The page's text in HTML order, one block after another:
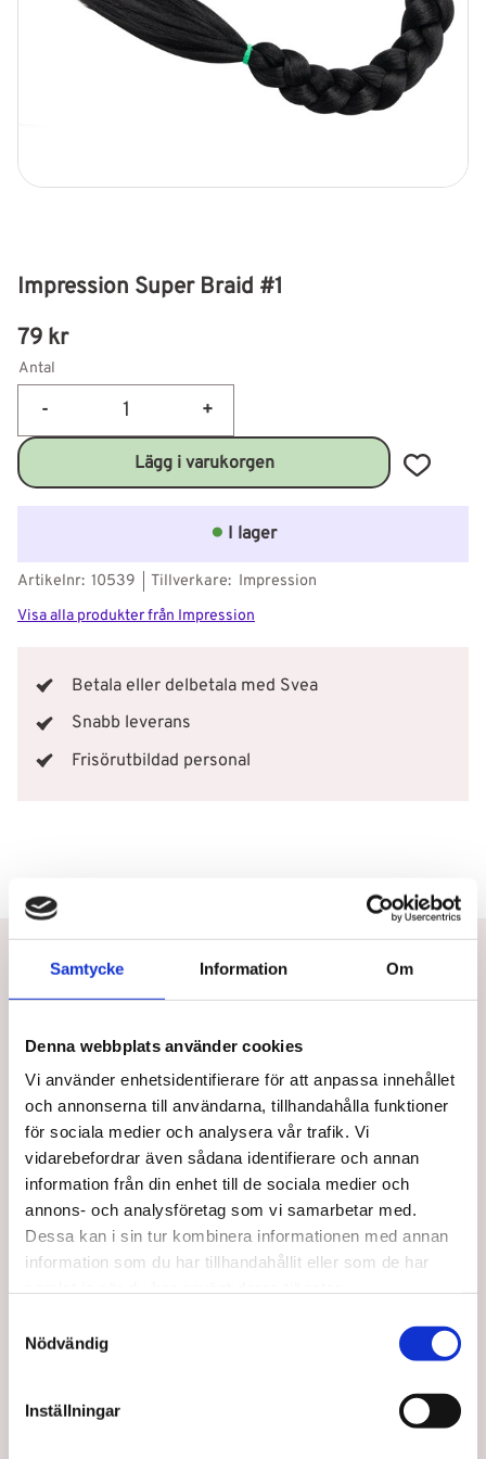
Samtycke Information Om
Denna webbplats använder cookies
Vi använder enhetsidentifierare för att anpassa innehållet
och annonserna till användarna, tillhandahålla funktioner
för sociala medier och analysera vår trafik. Vi
vidarebefordrar även sådana identifierare och annan
information från din enhet till de sociala medier och
annons- och analysföretag som vi samarbetar med.
Dessa kan i sin tur kombinera informationen med annan
information som du har tillhandahållit eller som de har
Nödvändig
Inställningar
Impression Super Braid #1
79 kr
Antal
+
-
Lägg till
I lager
Artikelnr 10539 Tillverkare Impression
Visa alla produkter från Impression
Betala eller delbetala med Svea
Snabb leverans
Frisörutbildad personal
Snabb leverans
Utbildad personal
Taj Mahal Hair & Beauty AB
Mejl:kontakt@tajmahal.se
Taj Mahal är Nordens första löshårsbutik med ett brett
sortiment inom löshår, peruker, och hårprodukter. Hos